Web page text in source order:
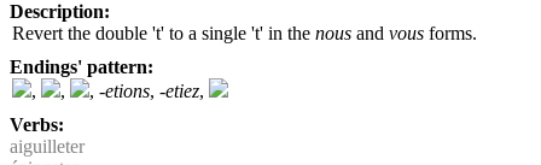
Description:
Revert the double 't' to a single 't' in the nous and vous forms.
Endings' pattern:
,
, , -etions, -etiez,
Verbs:
aiguilleter